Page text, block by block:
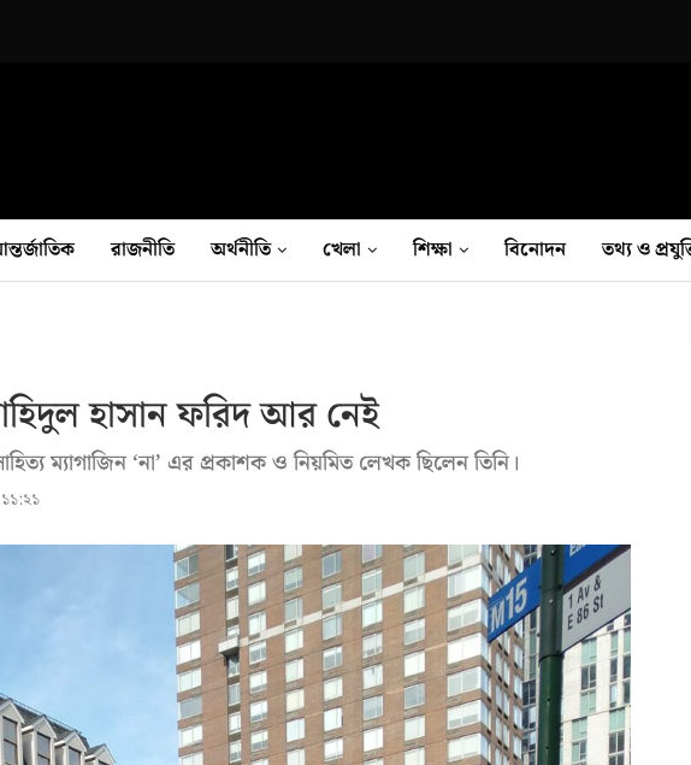
রাজনীতি অর্থনীতি খেলা শিক্ষা বিনোদন তথ‍্য ও
হাসান ফরিদ আর নেই
ম্যাগাজিন ‘না’ এর প্রকাশক ও নিয়মিত লেখক ছিলেন তিনি।